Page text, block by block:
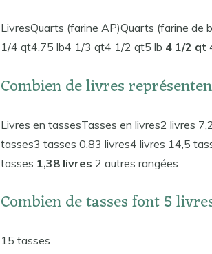
LivresQuarts (farine AP)Quarts (farine
1/4 qt4.75 lb4 1/3 qt4 1/2 qt5 lb 4 1/2 qt
Combien de livres
Livres en tassesTasses en livres2 livres
tasses3 tasses 0,83 livres4 livres 14,5
tasses 1,38 livres 2 autres rangées
Combien de tasses font 5
15 tasses